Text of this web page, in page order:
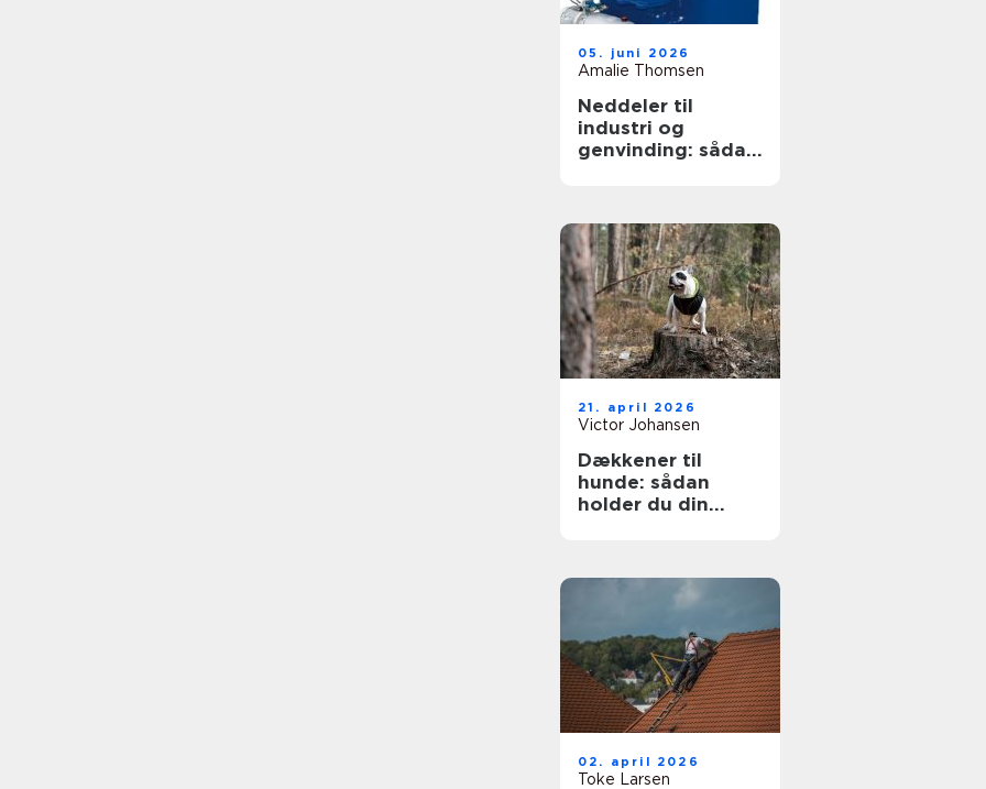
05. juni 2026
Amalie Thomsen
Neddeler til
industri og
genvinding: sådan
21. april 2026
Victor Johansen
Dækkener til
hunde: sådan
holder du din
02. april 2026
Toke Larsen